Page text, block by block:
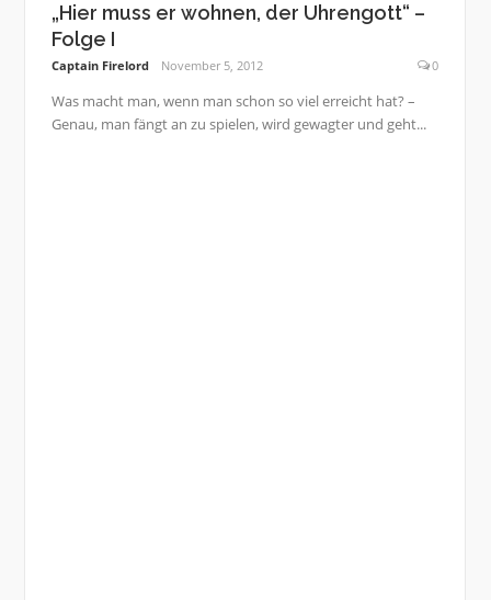
„Hier muss er wohnen, der Uhrengott“ –
Folge I
Captain Firelord November 5, 2012 0
Was macht man, wenn man schon so viel erreicht hat? –
Genau, man fängt an zu spielen, wird gewagter und geht...